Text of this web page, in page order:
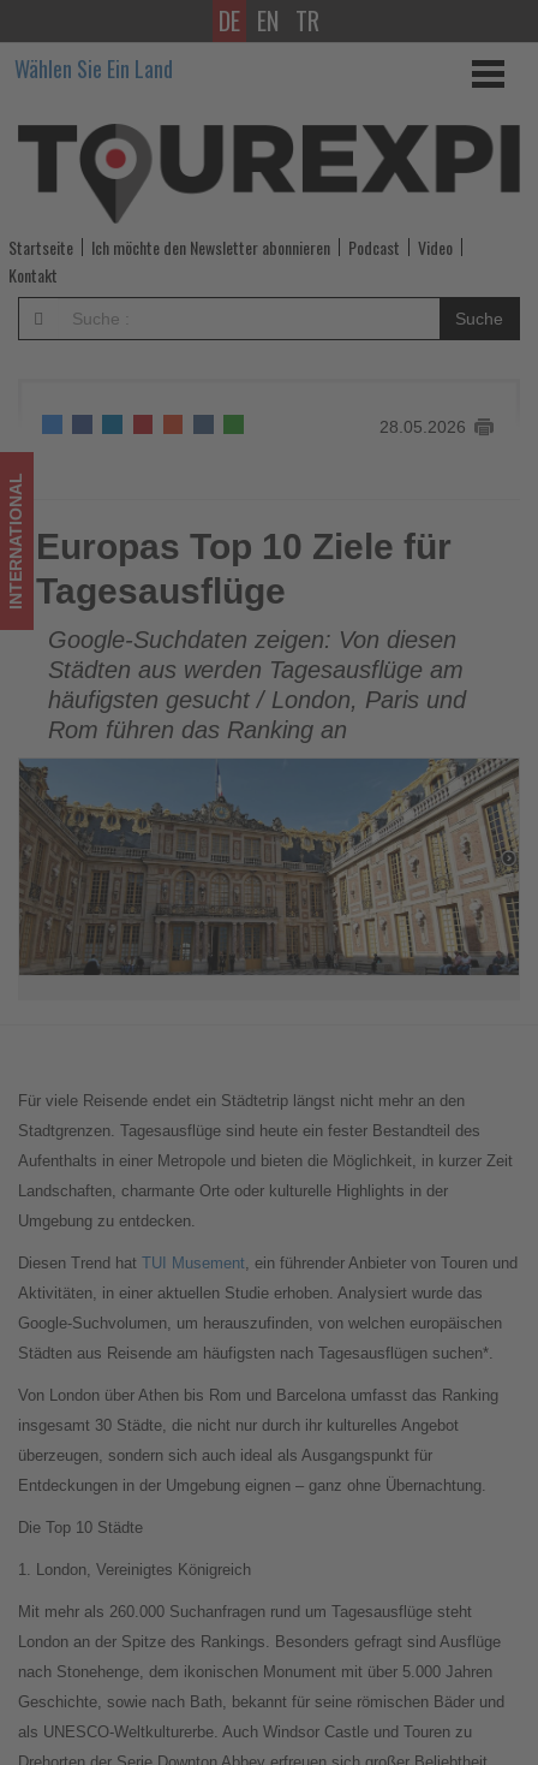
Europas
Top
10
Ziele
für
Tagesausflüge
was
im
Tourismus
los
ist!
DE EN TR
Wählen Sie Ein Land
Startseite Ich möchte den Newsletter abonnieren Podcast
Video
Kontakt
Suche
28.05.2026
Europas Top 10 Ziele für Tagesausflüge
INTERNATIONAL Europas Top 10 Ziele für
Tagesausflüge
Google-Suchdaten zeigen: Von diesen
Städten aus werden Tagesausflüge am
häufigsten gesucht / London, Paris und
Rom führen das Ranking an
Für viele Reisende endet ein Städtetrip längst nicht mehr an den
Stadtgrenzen. Tagesausflüge sind heute ein fester Bestandteil des
Aufenthalts in einer Metropole und bieten die Möglichkeit, in kurzer Zeit
Landschaften, charmante Orte oder kulturelle Highlights in der
Umgebung zu entdecken.
Diesen Trend hat TUI Musement , ein führender Anbieter von Touren und
Aktivitäten, in einer aktuellen Studie erhoben. Analysiert wurde das
Google-Suchvolumen, um herauszufinden, von welchen europäischen
Städten aus Reisende am häufigsten nach Tagesausflügen suchen*.
Von London über Athen bis Rom und Barcelona umfasst das Ranking
insgesamt 30 Städte, die nicht nur durch ihr kulturelles Angebot
überzeugen, sondern sich auch ideal als Ausgangspunkt für
Entdeckungen in der Umgebung eignen – ganz ohne Übernachtung.
Die Top 10 Städte
1. London, Vereinigtes Königreich
Mit mehr als 260.000 Suchanfragen rund um Tagesausflüge steht
London an der Spitze des Rankings. Besonders gefragt sind Ausflüge
nach Stonehenge, dem ikonischen Monument mit über 5.000 Jahren
Geschichte, sowie nach Bath, bekannt für seine römischen Bäder und
als UNESCO-Weltkulturerbe. Auch Windsor Castle und Touren zu